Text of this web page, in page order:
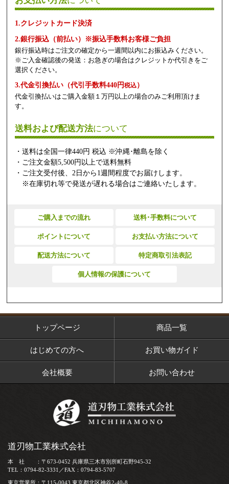
1.クレジットカード決済
2.銀行振込（前払い）※振込手数料お客様ご負担
銀行振込時はご注文の確定から一週間以内にお振込みください。
※ご入金確認後の発送：お急ぎの場合はクレジットか代引きをご
選択ください。
3.代金引換払い（代引手数料440円税込）
代金引換払いはご購入金額１万円以上の場合のみご利用頂けま
す。
送料および配送方法について
・送料は全国一律440円 税込 ※沖縄･離島を除く
・ご注文金額5,500円以上で送料無料
・ご注文受付後、2日から1週間程度でお届けします。
※在庫切れ等で発送が遅れる場合はご連絡いたします。
ご購入までの流れ 送料･手数料について
ポイントについて お支払い方法について
配送方法について 特定商取引法表記
個人情報の保護について
トップページ 商品一覧
はじめての方へ お買い物ガイド
会社概要 お問い合わせ
道刃物工業株式会社
本 社 ：〒673-0452 兵庫県三木市別所町石野945-32
TEL：0794-82-3331／FAX：0794-83-5707
東京営業所：〒115-0043 東京都北区神谷2-40-8